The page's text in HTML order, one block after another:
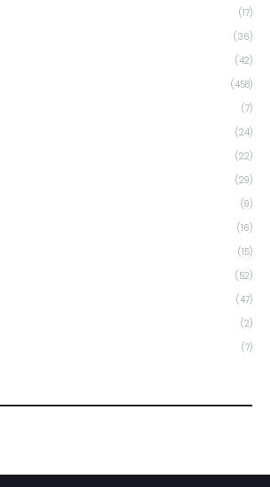
(17)
(36)
(42)
(458)
(7)
(24)
(22)
(29)
(9)
(16)
(15)
(52)
(47)
(2)
(7)